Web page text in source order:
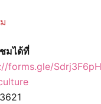
มได้ที่
forms.gle/